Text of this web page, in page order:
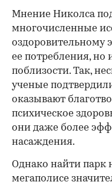
Мнение Николса
многочисленные
оздоровительному
ее потребления, но
поблизости. Так,
ученые
оказывают
психическое
они даже более
насаждения.
Однако найти парк
мегаполисе